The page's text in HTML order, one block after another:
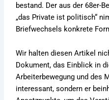
bestand. Der aus der 68er-
„das Private ist politisch“
Briefwechsels konkrete
Wir halten diesen Artikel
Dokument, das Einblick in
Arbeiterbewegung und des
interessant, sondern er